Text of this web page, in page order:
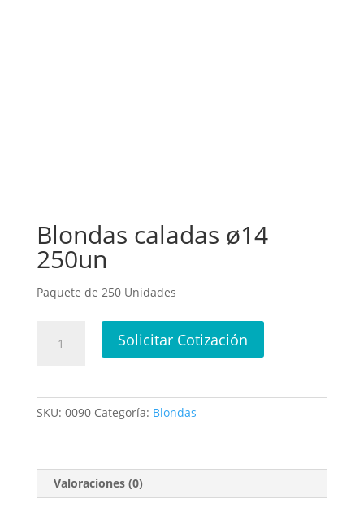
Blondas caladas ø14
250un
Paquete de 250 Unidades
caladas
Solicitar Cotización
SKU: 0090 Categoría: Blondas
Valoraciones (0)